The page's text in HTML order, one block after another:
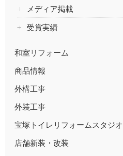
メディア掲載
受賞実績
和室リフォーム
商品情報
外構工事
外装工事
宝塚トイレリフォームスタジオ
店舗新装・改装